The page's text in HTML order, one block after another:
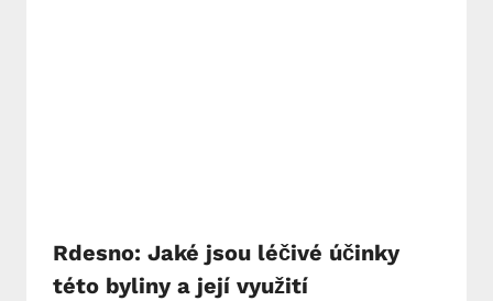
Rdesno: Jaké jsou léčivé účinky
této byliny a její využití